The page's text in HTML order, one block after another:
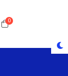
0Votre panier